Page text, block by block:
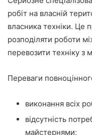
робіт на власній
власника техніки. Це
розподіляти роботи
перевозити техніку з
Переваги
виконання всіх
відсутність
майстернями;